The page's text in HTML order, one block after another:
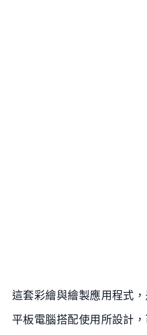
這套彩繪與繪製應用程式
平板電腦搭配使用所設計